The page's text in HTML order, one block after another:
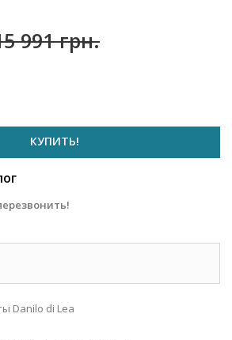
991 грн.
КУПИТЬ!
Danilo di Lea